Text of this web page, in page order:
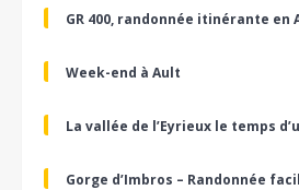
GR 400, randonnée itinérante en
Week-end à Ault
La vallée de l’Eyrieux le temps
Gorge d’Imbros – Randonnée